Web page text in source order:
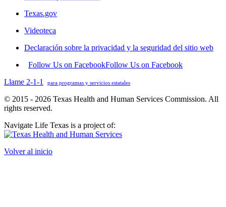
Texas.gov
Videoteca
Declaración sobre la privacidad y la seguridad del sitio web
Follow Us on FacebookFollow Us on Facebook
Llame 2-1-1
para programas y servicios estatales
© 2015 - 2026 Texas Health and Human Services Commission. All
rights reserved.
Navigate Life Texas is a project of:
Volver al inicio